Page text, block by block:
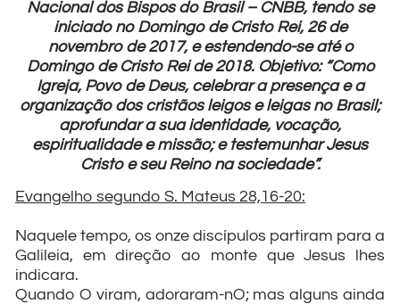
Nacional dos Bispos do Brasil – CNBB, tendo se
iniciado no Domingo de Cristo Rei, 26 de
novembro de 2017, e estendendo-se até o
Domingo de Cristo Rei de 2018. Objetivo: “Como
Igreja, Povo de Deus, celebrar a presença e a
organização dos cristãos leigos e leigas no Brasil;
aprofundar a sua identidade, vocação,
espiritualidade e missão; e testemunhar Jesus
Cristo e seu Reino na sociedade”.
Evangelho segundo S. Mateus 28,16-20:
Naquele tempo, os onze discípulos partiram para a
Galileia, em direção ao monte que Jesus lhes
indicara.
Quando O viram, adoraram-nO; mas alguns ainda